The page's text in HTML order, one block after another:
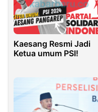
Kaesang Resmi Jadi
Ketua umum PSI!